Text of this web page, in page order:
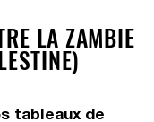
LA ZAMBIE
tableaux de